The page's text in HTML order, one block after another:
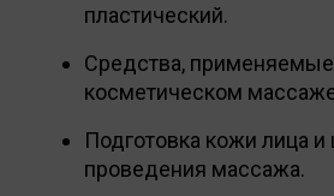
пластический.
Средства,
косметическом
Подготовка кожи лица
проведения массажа.